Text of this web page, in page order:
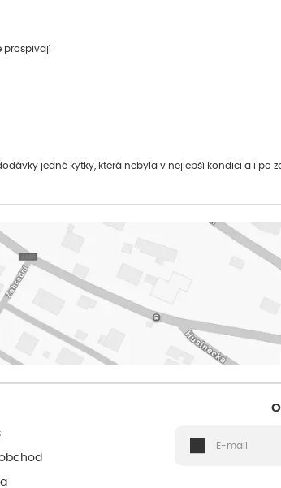
prospívají
jedné kytky, která nebyla v nejlepší kondici a i po